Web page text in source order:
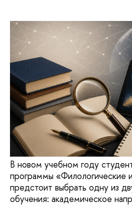
В новом учебном году
программы «Филологические
предстоит выбрать одну из
обучения: академическое